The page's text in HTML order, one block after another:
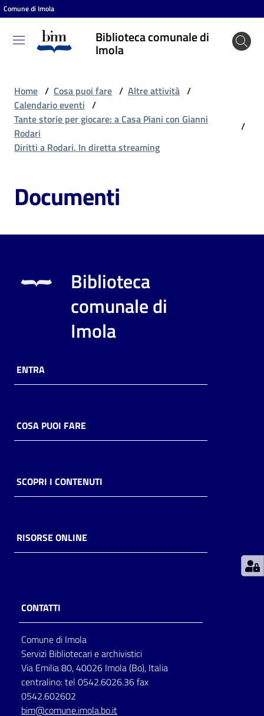
Vai al contenuto
Vai alla navigazione
Vai al footer
Comune di Imola
Biblioteca comunale di
Imola
Biblioteca
comunale
Entra
puoi
fare
contenuti
Casa
Archivio
storico
Patto
Seguici
su
Home / Cosa puoi fare / Altre attività /
Calendario eventi /
Tante storie per giocare: a Casa Piani con Gianni
Rodari
/
Diritti a Rodari. In diretta streaming
Documenti
Biblioteca
comunale di
Imola
ENTRA
COSA PUOI FARE
SCOPRI I CONTENUTI
RISORSE ONLINE
CONTATTI
Comune di Imola
Servizi Bibliotecari e archivistici
Via Emilia 80, 40026 Imola (Bo), Italia
centralino: tel 0542.6026.36 fax
0542.602602
bim@comune.imola.bo.it